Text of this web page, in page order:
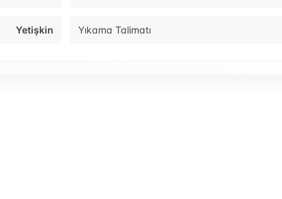
Yetişkin Yıkama Talimatı